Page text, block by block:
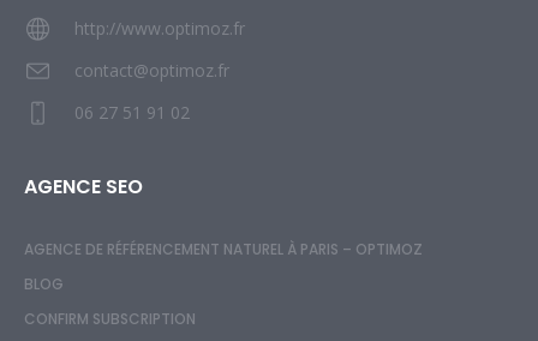
http://www.optimoz.fr
contact@optimoz.fr
06 27 51 91 02
AGENCE SEO
AGENCE DE RÉFÉRENCEMENT NATUREL À PARIS – OPTIMOZ
BLOG
CONFIRM SUBSCRIPTION